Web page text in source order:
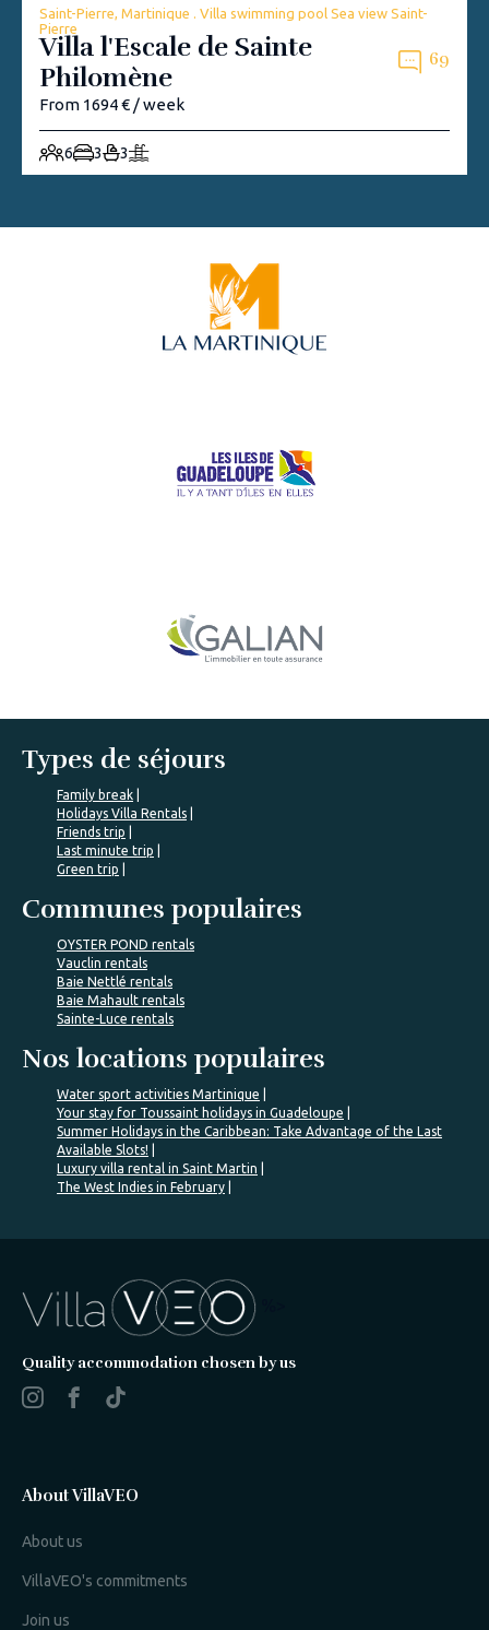
Saint-Pierre, Martinique . Villa swimming pool Sea view Saint-
Pierre
Villa l'Escale de Sainte
Philomène
69
From 1694 € / week
6 3 3
Types de séjours
Family break
Holidays Villa Rentals
Friends trip
Last minute trip
Green trip
Communes populaires
OYSTER POND rentals
Vauclin rentals
Baie Nettlé rentals
Baie Mahault rentals
Sainte-Luce rentals
Nos locations populaires
Water sport activities Martinique
Your stay for Toussaint holidays in Guadeloupe
Summer Holidays in the Caribbean: Take Advantage of the Last
Available Slots!
Luxury villa rental in Saint Martin
The West Indies in February
Quality accommodation chosen by us
About VillaVEO
About us
VillaVEO's commitments
Join us